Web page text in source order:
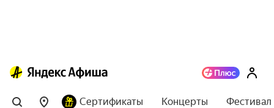
Сертификаты Концерты